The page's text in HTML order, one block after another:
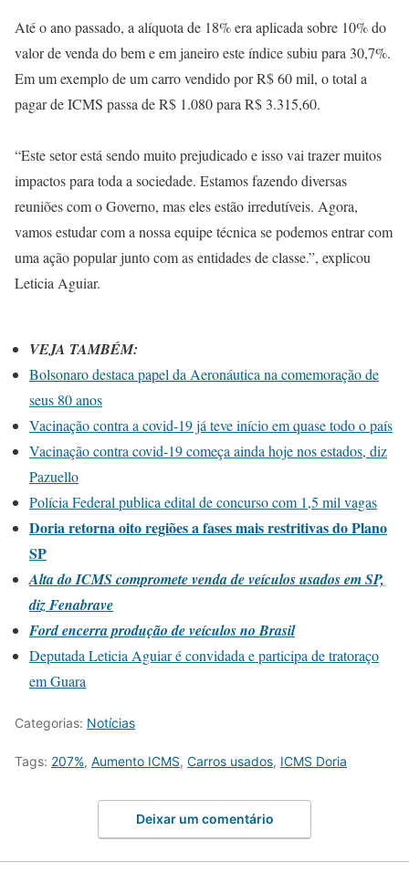
Até o ano passado, a alíquota de 18% era aplicada sobre 10% do
valor de venda do bem e em janeiro este índice subiu para 30,7%.
Em um exemplo de um carro vendido por R$ 60 mil, o total a
pagar de ICMS passa de R$ 1.080 para R$ 3.315,60.
“Este setor está sendo muito prejudicado e isso vai trazer muitos
impactos para toda a sociedade. Estamos fazendo diversas
reuniões com o Governo, mas eles estão irredutíveis. Agora,
vamos estudar com a nossa equipe técnica se podemos entrar com
uma ação popular junto com as entidades de classe.”, explicou
Leticia Aguiar.
VEJA TAMBÉM:
Bolsonaro destaca papel da Aeronáutica na comemoração de
seus 80 anos
Vacinação contra a covid-19 já teve início em quase todo o país
Vacinação contra covid-19 começa ainda hoje nos estados, diz
Pazuello
Polícia Federal publica edital de concurso com 1,5 mil vagas
Doria retorna oito regiões a fases mais restritivas do Plano
SP
Alta do ICMS compromete venda de veículos usados em SP,
diz Fenabrave
Ford encerra produção de veículos no Brasil
Deputada Leticia Aguiar é convidada e participa de tratoraço
em Guara
Categorias: Notícias
Tags: 207%, Aumento ICMS, Carros usados, ICMS Doria
Deixar um comentário